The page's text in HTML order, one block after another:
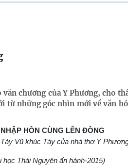
chương của Y Phương, cho
từ những góc nhìn mới về văn
HỒN CÙNG LÊN ĐỒNG
Vũ khúc Tày của nhà thơ Y
Thái Nguyên ấn hành-2015)